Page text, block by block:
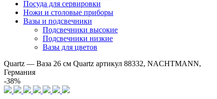
Посуда для сервировки
Ножи и столовые приборы
Вазы и подсвечники
Подсвечники высокие
Подсвечники низкие
Вазы для цветов
Quartz — Ваза 26 см Quartz артикул 88332, NACHTMANN,
Германия
-38%